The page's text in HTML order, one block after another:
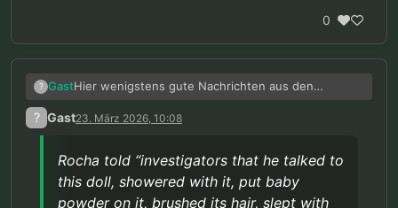
0
? GastHier wenigstens gute Nachrichten aus den
vereinigten Staaten:
sind wir zu dem Schluss gekommen, dass
(Rocha)s Verhalten – Masturbation, in
Einsamkeit, im Verborgenen und unter
(Übersetzt mit DeepL)
Quelle:
? Gast23. März 2026, 10:08
Rocha told “investigators that he talked to
this doll, showered with it, put baby
powder on it, brushed its hair, slept with